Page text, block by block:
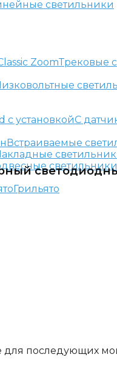
светильники
Трековые
С
Встраиваемые
светильники
Грильято
для последующих